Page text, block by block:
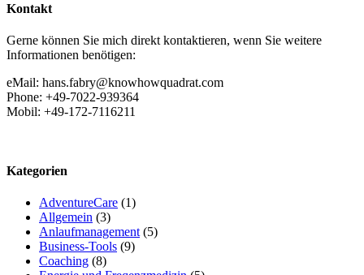
Kontakt
Gerne können Sie mich direkt kontaktieren, wenn Sie weitere
Informationen benötigen:
eMail: hans.fabry@knowhowquadrat.com
Phone: +49-7022-939364
Mobil: +49-172-7116211
Kategorien
AdventureCare (1)
Allgemein (3)
Anlaufmanagement (5)
Business-Tools (9)
Coaching (8)